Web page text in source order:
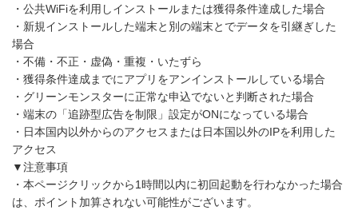
・公共WiFiを利用しインストールまたは獲得条件達成した場合
・新規インストールした端末と別の端末とでデータを引継ぎした
場合
・不備・不正・虚偽・重複・いたずら
・獲得条件達成までにアプリをアンインストールしている場合
・グリーンモンスターに正常な申込でないと判断された場合
・端末の「追跡型広告を制限」設定がONになっている場合
・日本国内以外からのアクセスまたは日本国以外のIPを利用した
アクセス
▼注意事項
・本ページクリックから1時間以内に初回起動を行わなかった場合
は、ポイント加算されない可能性がございます。